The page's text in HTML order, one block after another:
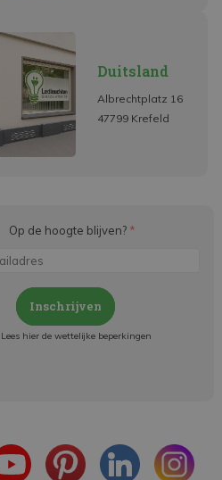
Duitsland
Albrechtplatz 16
47799 Krefeld
Op de hoogte blijven? *
Inschrijven
hier de wettelijke beperkingen